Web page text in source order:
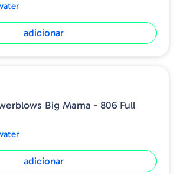
adicionar
Big Mama - 806 Full
adicionar